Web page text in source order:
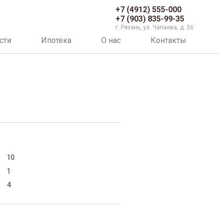
+7 (4912) 555-000
+7 (903) 835-99-35
г. Рязань, ул. Чапаева, д. 56
Ипотека О нас Контакты
10
1
4